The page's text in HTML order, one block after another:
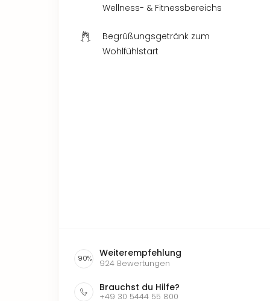
Wellness- & Fitnessbereichs
Begrüßungsgetränk zum
Wohlfühlstart
90% Weiterempfehlung
924 Bewertungen
Brauchst du Hilfe?
+49 30 5444 55 800